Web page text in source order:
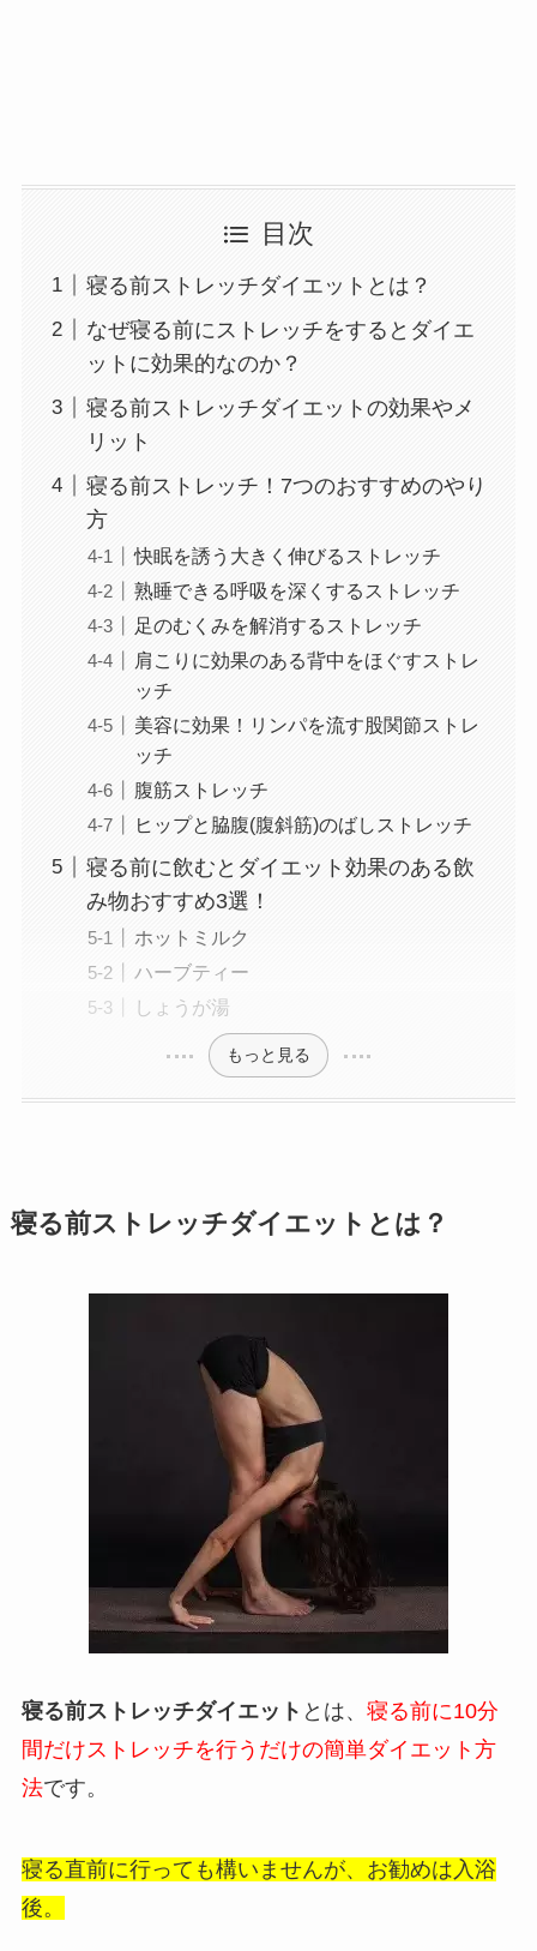
目次
寝る前ストレッチダイエットとは？
なぜ寝る前にストレッチをするとダイエ
ットに効果的なのか？
寝る前ストレッチダイエットの効果やメ
リット
寝る前ストレッチ！7つのおすすめのやり
方
快眠を誘う大きく伸びるストレッチ
熟睡できる呼吸を深くするストレッチ
足のむくみを解消するストレッチ
肩こりに効果のある背中をほぐすストレ
ッチ
美容に効果！リンパを流す股関節ストレ
ッチ
腹筋ストレッチ
ヒップと脇腹(腹斜筋)のばしストレッチ
寝る前に飲むとダイエット効果のある飲
み物おすすめ3選！
ホットミルク
ハーブティー
しょうが湯
もっと見る
寝る前ストレッチダイエットとは？
寝る前ストレッチダイエット とは、 寝る前に10分
間だけストレッチを行うだけの簡単ダイエット方
法です。
寝る直前に行っても構いませんが、お勧めは入浴
後。